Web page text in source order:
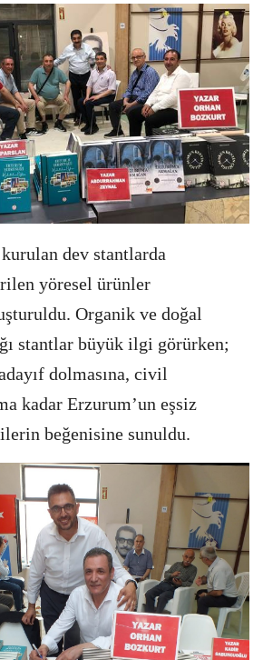
dev stantlarda
yöresel ürünler
Organik ve doğal
stantlar büyük ilgi görürken;
dolmasına, civil
kadar Erzurum’un eşsiz
beğenisine sunuldu.